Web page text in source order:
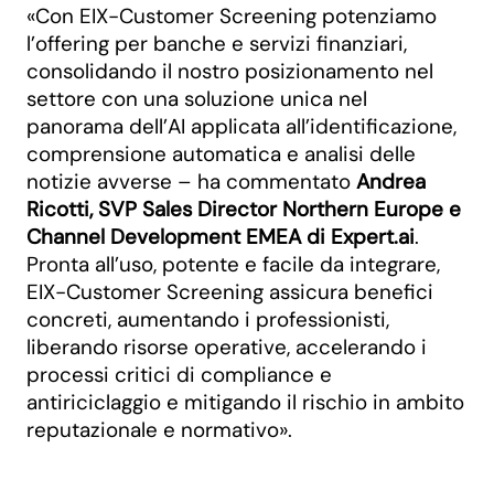
«Con EIX-Customer Screening potenziamo
l’offering per banche e servizi finanziari,
consolidando il nostro posizionamento nel
settore con una soluzione unica nel
panorama dell’AI applicata all’identificazione,
comprensione automatica e analisi delle
notizie avverse – ha commentato Andrea
Ricotti, SVP Sales Director Northern Europe e
Channel Development EMEA di Expert.ai.
Pronta all’uso, potente e facile da integrare,
EIX-Customer Screening assicura benefici
concreti, aumentando i professionisti,
liberando risorse operative, accelerando i
processi critici di compliance e
antiriciclaggio e mitigando il rischio in ambito
reputazionale e normativo».